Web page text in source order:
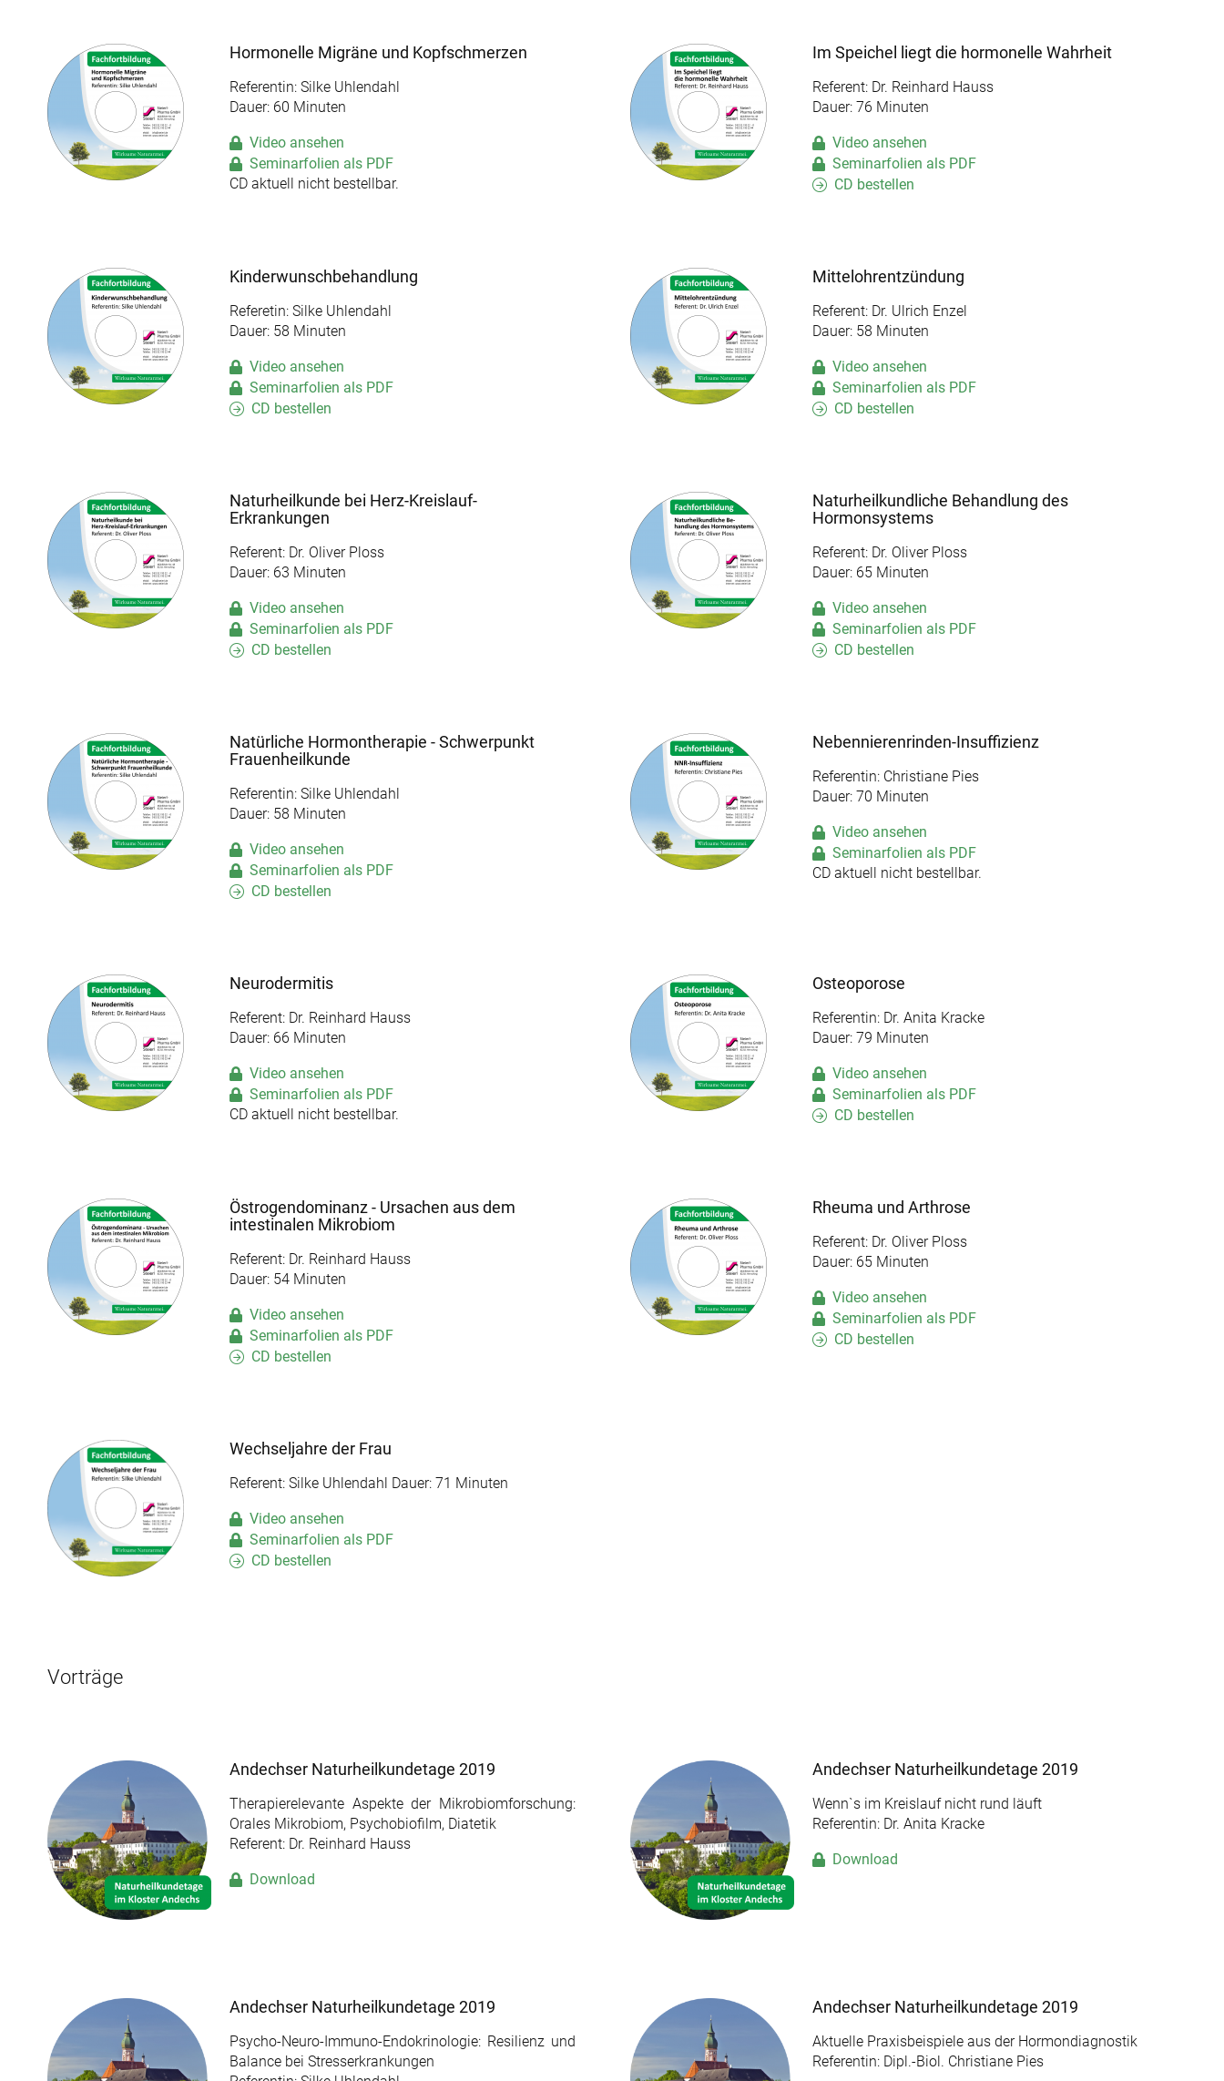
Hormonelle Migräne und Kopfschmerzen
Referentin: Silke Uhlendahl
Dauer: 60 Minuten
Video ansehen
Seminarfolien als PDF
CD aktuell nicht bestellbar.
Im Speichel liegt die hormonelle Wahrheit
Referent: Dr. Reinhard Hauss
Dauer: 76 Minuten
Video ansehen
Seminarfolien als PDF
CD bestellen
Kinderwunschbehandlung
Referetin: Silke Uhlendahl
Dauer: 58 Minuten
Video ansehen
Seminarfolien als PDF
CD bestellen
Mittelohrentzündung
Referent: Dr. Ulrich Enzel
Dauer: 58 Minuten
Video ansehen
Seminarfolien als PDF
CD bestellen
Naturheilkunde bei Herz-Kreislauf-
Erkrankungen
Referent: Dr. Oliver Ploss
Dauer: 63 Minuten
Video ansehen
Seminarfolien als PDF
CD bestellen
Naturheilkundliche Behandlung des
Hormonsystems
Referent: Dr. Oliver Ploss
Dauer: 65 Minuten
Video ansehen
Seminarfolien als PDF
CD bestellen
Natürliche Hormontherapie - Schwerpunkt
Frauenheilkunde
Referentin: Silke Uhlendahl
Dauer: 58 Minuten
Video ansehen
Seminarfolien als PDF
CD bestellen
Nebennierenrinden-Insuffizienz
Referentin: Christiane Pies
Dauer: 70 Minuten
Video ansehen
Seminarfolien als PDF
CD aktuell nicht bestellbar.
Neurodermitis
Referent: Dr. Reinhard Hauss
Dauer: 66 Minuten
Video ansehen
Seminarfolien als PDF
CD aktuell nicht bestellbar.
Osteoporose
Referentin: Dr. Anita Kracke
Dauer: 79 Minuten
Video ansehen
Seminarfolien als PDF
CD bestellen
Östrogendominanz - Ursachen aus dem
intestinalen Mikrobiom
Referent: Dr. Reinhard Hauss
Dauer: 54 Minuten
Video ansehen
Seminarfolien als PDF
CD bestellen
Rheuma und Arthrose
Referent: Dr. Oliver Ploss
Dauer: 65 Minuten
Video ansehen
Seminarfolien als PDF
CD bestellen
Wechseljahre der Frau
Referent: Silke Uhlendahl Dauer: 71 Minuten
Video ansehen
Seminarfolien als PDF
CD bestellen
Vorträge
Andechser Naturheilkundetage 2019
Therapierelevante Aspekte der Mikrobiomforschung:
Orales Mikrobiom, Psychobiofilm, Diatetik
Referent: Dr. Reinhard Hauss
Download
Andechser Naturheilkundetage 2019
Wenn`s im Kreislauf nicht rund läuft
Referentin: Dr. Anita Kracke
Download
Andechser Naturheilkundetage 2019
Psycho-Neuro-Immuno-Endokrinologie: Resilienz und
Balance bei Stresserkrankungen
Andechser Naturheilkundetage 2019
Aktuelle Praxisbeispiele aus der Hormondiagnostik
Referentin: Dipl.-Biol. Christiane Pies